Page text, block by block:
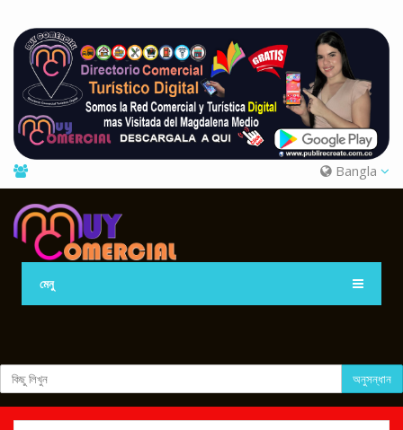
Bangla
মেনু
অনুসন্ধান